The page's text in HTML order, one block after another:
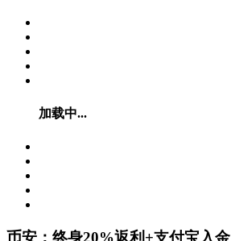
加载中...
币安：终身20%返利+支付宝入金